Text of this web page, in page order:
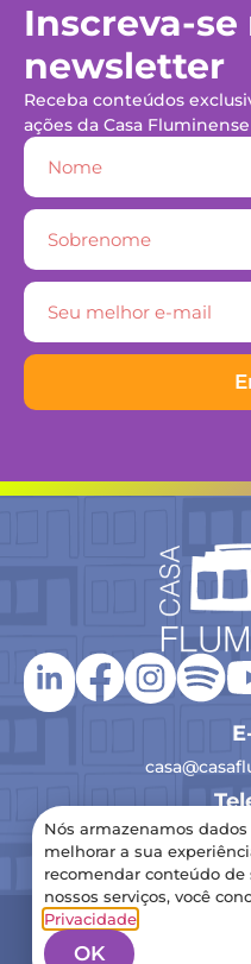
Inscreva-se
newsletter
Receba conteúdos
ações da Casa
(21)
2024 Casa Fluminense
Nós armazenamos
melhorar a sua
recomendar conteúdo
nossos serviços, você
Privacidade.
OK